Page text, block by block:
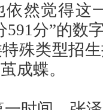
依然觉得这
591分”的数
殊类型招
成蝶。